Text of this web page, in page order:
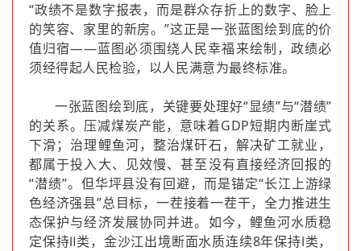
“政绩不是数字报表，而是群众存折上的数字、脸上
的笑容、家里的新房。”这正是一张蓝图绘到底的价
值归宿——蓝图必须围绕人民幸福来绘制，政绩必
须经得起人民检验，以人民满意为最终标准。
一张蓝图绘到底，关键要处理好“显绩”与“潜绩”
的关系。压减煤炭产能，意味着GDP短期内断崖式
下滑；治理鲤鱼河，整治煤矸石，解决矿工就业，
都属于投入大、见效慢、甚至没有直接经济回报的
“潜绩”。但华坪县没有回避，而是锚定“长江上游绿
色经济强县”总目标，一茬接着一茬干，全力推进生
态保护与经济发展协同并进。如今，鲤鱼河水质稳
定保持Ⅱ类，金沙江出境断面水质连续8年保持Ⅰ类，